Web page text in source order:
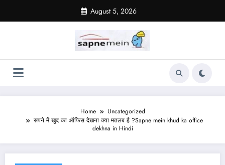
content
August 5, 2026
Home
Uncategorized
सपने में खुद का ऑफिस देखना क्या मतलब है ?Sapne mein khud ka office
dekhna in Hindi